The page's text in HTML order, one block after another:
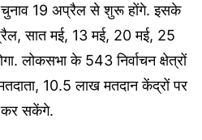
चुनाव 19 अप्रैल से शुरू होंगे. इसके
सात मई, 13 मई, 20 मई, 25
लोकसभा के 543 निर्वाचन क्षेत्रों
10.5 लाख मतदान केंद्रों पर
कर सकेंगे.